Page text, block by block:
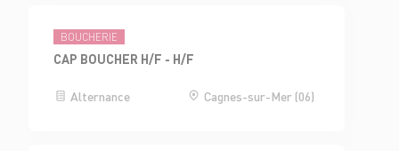
BOUCHERIE
CAP BOUCHER H/F - H/F
Alternance Cagnes-sur-Mer (06)